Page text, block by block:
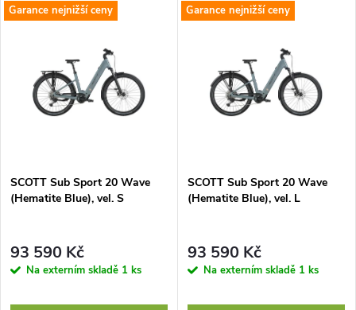
Garance nejnižší ceny
SCOTT Sub Sport 20 Wave
(Hematite Blue), vel. S
93 590 Kč
Na externím skladě 1 ks
Garance nejnižší ceny
SCOTT Sub Sport 20 Wave
(Hematite Blue), vel. L
93 590 Kč
Na externím skladě 1 ks